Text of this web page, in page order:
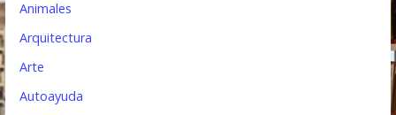
a
Animales
Arquitectura
Arte
Autoayuda